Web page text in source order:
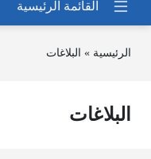
الرئيسية » البلاغات
البلاغات